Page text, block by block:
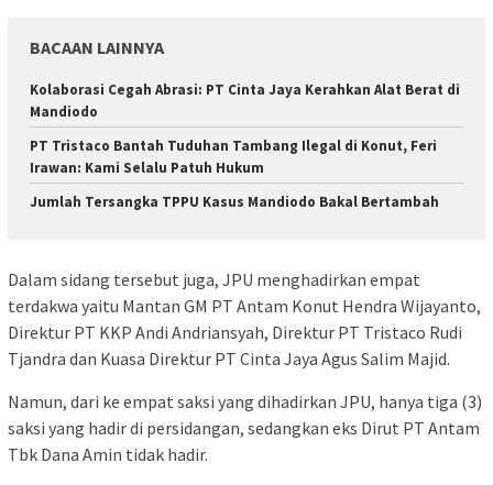
BACAAN LAINNYA
Kolaborasi Cegah Abrasi: PT Cinta Jaya Kerahkan Alat Berat di
Mandiodo
PT Tristaco Bantah Tuduhan Tambang Ilegal di Konut, Feri
Irawan: Kami Selalu Patuh Hukum
Jumlah Tersangka TPPU Kasus Mandiodo Bakal Bertambah
Dalam sidang tersebut juga, JPU menghadirkan empat
terdakwa yaitu Mantan GM PT Antam Konut Hendra Wijayanto,
Direktur PT KKP Andi Andriansyah, Direktur PT Tristaco Rudi
Tjandra dan Kuasa Direktur PT Cinta Jaya Agus Salim Majid.
Namun, dari ke empat saksi yang dihadirkan JPU, hanya tiga (3)
saksi yang hadir di persidangan, sedangkan eks Dirut PT Antam
Tbk Dana Amin tidak hadir.